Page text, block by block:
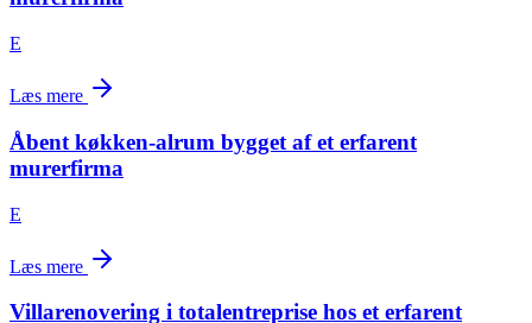
E
Læs mere
Åbent køkken-alrum bygget af et erfarent
murerfirma
E
Læs mere
Villarenovering i totalentreprise hos et erfarent